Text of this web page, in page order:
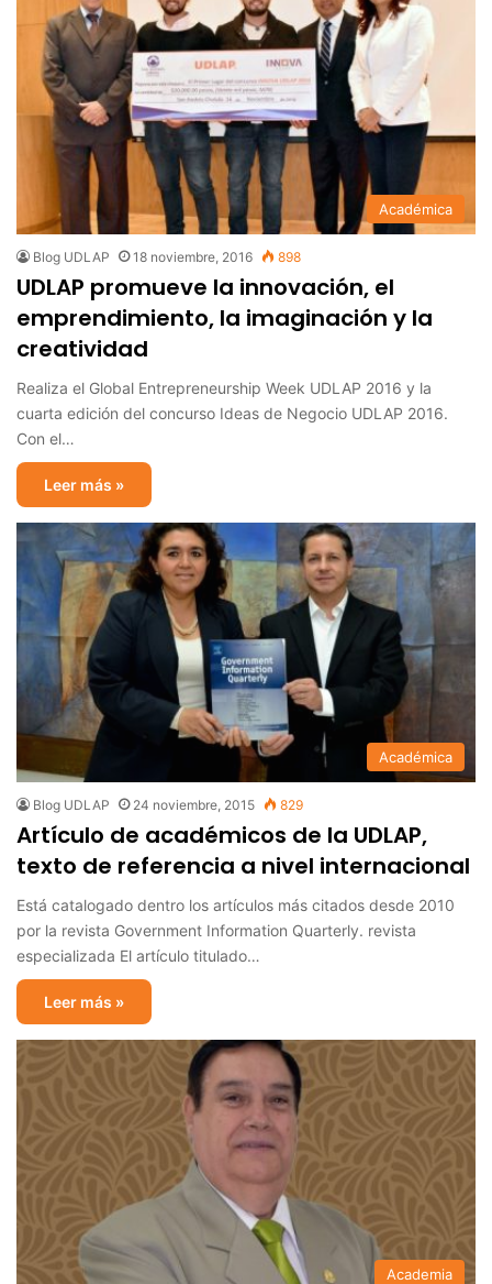
Académica
Blog UDLAP 18 noviembre, 2016 898
UDLAP promueve la innovación, el
emprendimiento, la imaginación y la
creatividad
Realiza el Global Entrepreneurship Week UDLAP 2016 y la
cuarta edición del concurso Ideas de Negocio UDLAP 2016.
Con el…
Leer más »
Académica
Blog UDLAP 24 noviembre, 2015 829
Artículo de académicos de la UDLAP,
texto de referencia a nivel internacional
Está catalogado dentro los artículos más citados desde 2010
por la revista Government Information Quarterly. revista
especializada El artículo titulado…
Leer más »
Academia